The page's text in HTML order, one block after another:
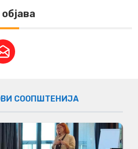
СООПШТЕНИЈА